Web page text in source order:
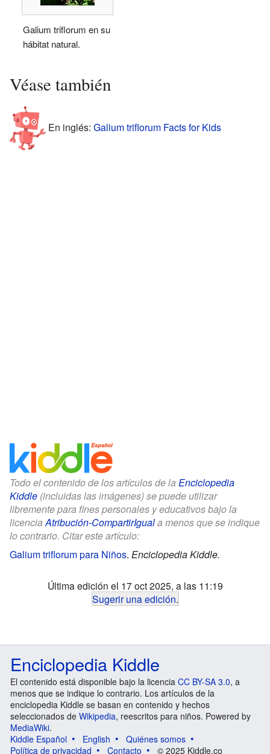
Galium triflorum en su
hábitat natural.
Véase también
En inglés: Galium triflorum Facts for Kids
Todo el contenido de los artículos de la Enciclopedia
Kiddle (incluidas las imágenes) se puede utilizar
libremente para fines personales y educativos bajo la
licenciaAtribución-CompartirIguala menos que se indique
lo contrario. Citar este artículo:
Galium triflorum para Niños. Enciclopedia Kiddle.
Última edición el 17 oct 2025, a las 11:19
Sugerir una edición.
Enciclopedia Kiddle
El contenido está disponible bajo la licencia CC BY-SA 3.0, a
menos que se indique lo contrario. Los artículos de la
enciclopedia Kiddle se basan en contenido y hechos
seleccionados de Wikipedia, reescritos para niños. Powered by
MediaWiki.
Kiddle Español
English
Quiénes somos
Política de privacidad
Contacto © 2025 Kiddle.co